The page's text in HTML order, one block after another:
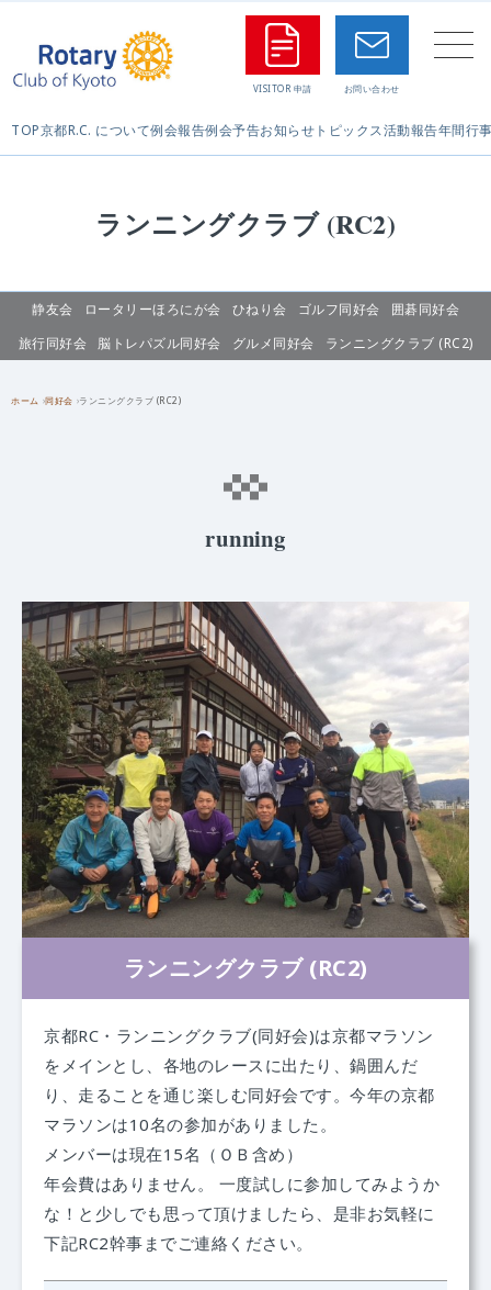
TOP京都R.C. について例会報告例会予告お知らせ トピックス活動報告年間行
ランニングクラブ (RC2)
静友会 ロータリーほろにが会 ひねり会 ゴルフ同好会
囲碁同好会
旅行同好会
脳トレパズル同好会 グルメ同好会 ランニングクラブ (RC2)
ホーム 同好会 ランニングクラブ (RC2)
running
ランニングクラブ (RC2)
京都RC・ランニングクラブ(同好会)は京都マラソン
をメインとし、各地のレースに出たり、鍋囲んだ
り、走ることを通じ楽しむ同好会です。今年の京都
マラソンは10名の参加がありました。
メンバーは現在15名（ＯＢ含め）
年会費はありません。 一度試しに参加してみようか
な！と少しでも思って頂けましたら、是非お気軽に
下記RC2幹事までご連絡ください。